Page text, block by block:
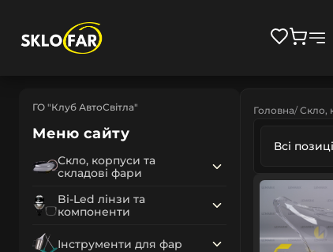
ГО "Клуб АвтоСвітла"
Меню сайту
Скло, корпуси та
складові фари
Bi-Led лінзи та
компоненти
Інструменти для фар
Головна Скло,
Всі